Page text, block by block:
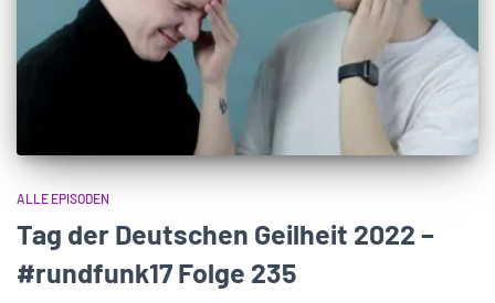
ALLE EPISODEN
Tag der Deutschen Geilheit 2022 –
#rundfunk17 Folge 235